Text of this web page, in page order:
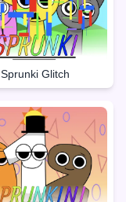
Sprunki Glitch